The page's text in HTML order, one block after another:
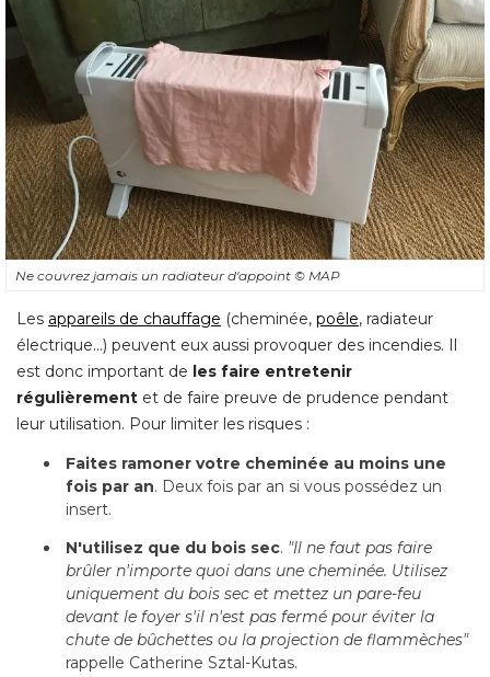
Ne couvrez jamais un radiateur d'appoint © MAP
Les appareils de chauffage (cheminée, poêle, radiateur
électrique...) peuvent eux aussi provoquer des incendies. Il
est donc important de les faire entretenir
régulièrement et de faire preuve de prudence pendant
leur utilisation. Pour limiter les risques :
Faites ramoner votre cheminée au moins une
fois par an. Deux fois par an si vous possédez un
insert.
N'utilisez que du bois sec. "Il ne faut pas faire
brûler n'importe quoi dans une cheminée. Utilisez
uniquement du bois sec et mettez un pare-feu
devant le foyer s'il n'est pas fermé pour éviter la
chute de bûchettes ou la projection de flammèches"
rappelle Catherine Sztal-Kutas.